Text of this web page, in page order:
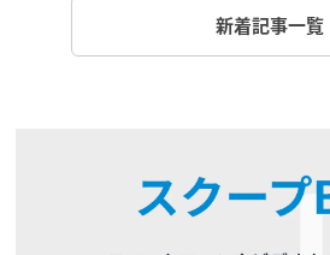
新着記事一覧